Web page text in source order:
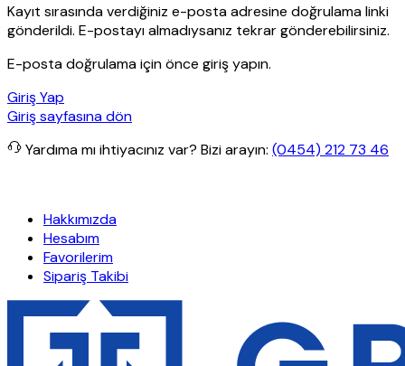
Kayıt sırasında verdiğiniz e-posta adresine doğrulama linki
gönderildi. E-postayı almadıysanız tekrar gönderebilirsiniz.
E-posta doğrulama için önce giriş yapın.
Giriş Yap
Giriş sayfasına dön
Yardıma mı ihtiyacınız var? Bizi arayın: (0454) 212 73 46
Hakkımızda
Hesabım
Favorilerim
Sipariş Takibi